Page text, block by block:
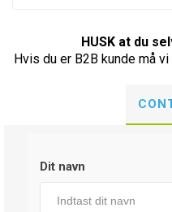
HUSK at du
Hvis du er B2B kunde må
Dit navn